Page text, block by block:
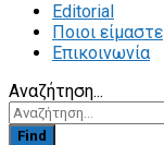
Editorial
Ποιοι είμαστε
Επικοινωνία
Αναζήτηση...
Find